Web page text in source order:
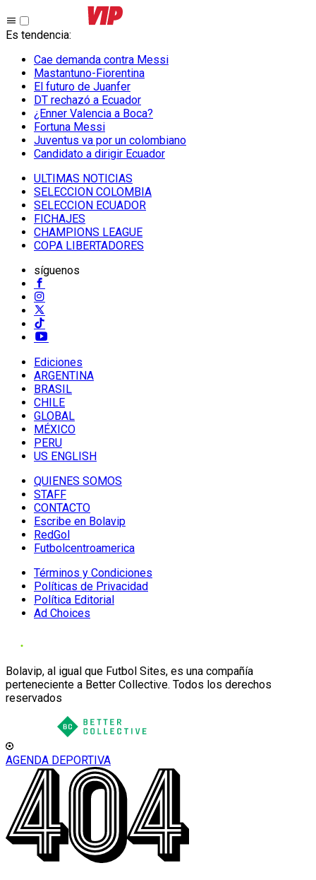
Es tendencia:
Cae demanda contra Messi
Mastantuno-Fiorentina
El futuro de Juanfer
DT rechazó a Ecuador
¿Enner Valencia a Boca?
Fortuna Messi
Juventus va por un colombiano
Candidato a dirigir Ecuador
ULTIMAS NOTICIAS
SELECCION COLOMBIA
SELECCION ECUADOR
FICHAJES
CHAMPIONS LEAGUE
COPA LIBERTADORES
síguenos
Ediciones
ARGENTINA
BRASIL
CHILE
GLOBAL
MÉXICO
PERU
US ENGLISH
QUIENES SOMOS
STAFF
CONTACTO
Escribe en Bolavip
RedGol
Futbolcentroamerica
Términos y Condiciones
Políticas de Privacidad
Política Editorial
Ad Choices
Bolavip, al igual que Futbol Sites, es una compañía
perteneciente a Better Collective. Todos los derechos
reservados
AGENDA DEPORTIVA